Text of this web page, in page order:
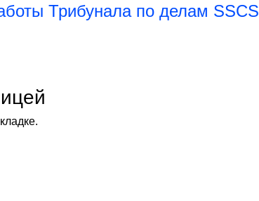
Трибунала по делам SSCS